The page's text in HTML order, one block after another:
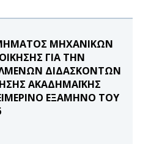
ΜΗΧΑΝΙΚΩΝ
ΓΙΑ ΤΗΝ
ΔΙΔΑΣΚΟΝΤΩΝ
ΑΚΑΔΗΜΑΪΚΗΣ
ΕΞΑΜΗΝΟ ΤΟΥ